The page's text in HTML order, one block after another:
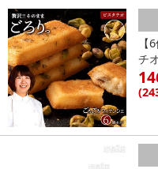
【
チ